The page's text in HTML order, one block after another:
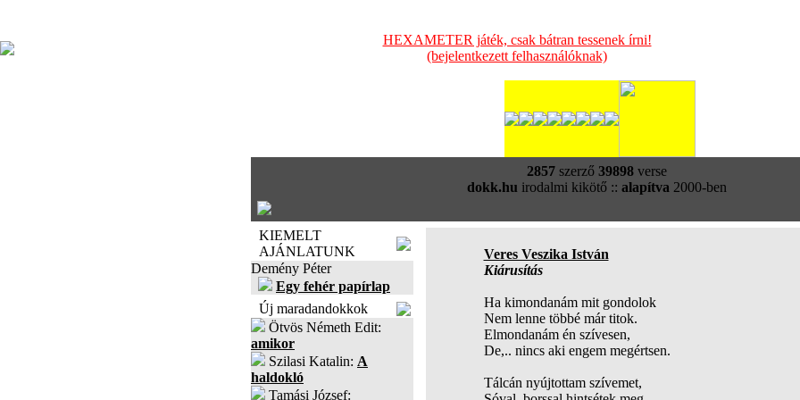
HEXAMETER játék, csak bátran tessenek írni!
(bejelentkezett felhasználóknak)
2857szerző 39898verse
dokk.hu irodalmi kikötő :: alapítva 2000-ben
KIEMELT
AJÁNLATUNK
Demény Péter
Egy fehér papírlap
Új maradandokkok
Ötvös Németh Edit:
amikor
Szilasi Katalin: A
haldokló
Tamási József:
Veres Veszika István
Kiárusítás
Ha kimondanám mit gondolok
Nem lenne többé már titok.
Elmondanám én szívesen,
De,.. nincs aki engem megértsen.
Tálcán nyújtottam szívemet,